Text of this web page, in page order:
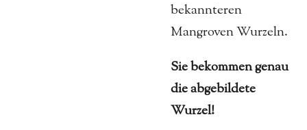
bekannteren
Mangroven Wurzeln.
Sie bekommen genau
die abgebildete
Wurzel!